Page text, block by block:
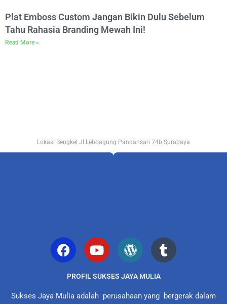
Plat Emboss Custom Jangan Bikin Dulu Sebelum
Tahu Rahasia Branding Mewah Ini!
Read More »
Lokasi Bengkel Jl Leboagung Pandansari 74b Surabaya
PROFIL SUKSES JAYA MULIA
Sukses Jaya Mulia adalah perusahaan yang bergerak dalam